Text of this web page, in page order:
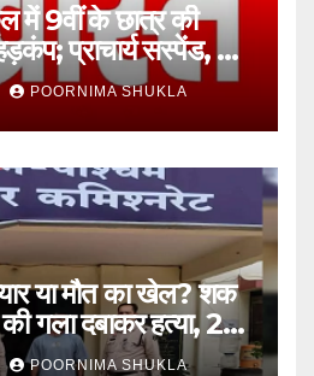
में 9वीं के छात्र की
प्राचार्य सस्पेंड, 7
का राज!…
POORNIMA SHUKLA
या मौत का खेल? शक
की गला दबाकर हत्या, 24
POORNIMA SHUKLA